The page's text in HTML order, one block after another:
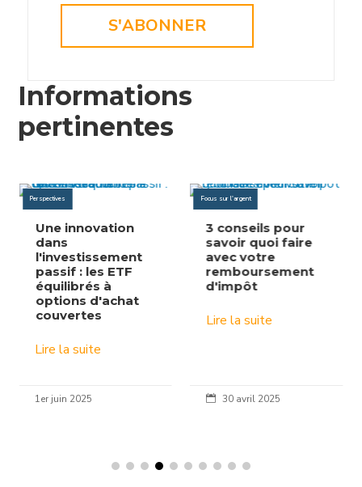
S'ABONNER
Informations
pertinentes
Perspectives
Une innovation
dans
l'investissement
passif : les ETF
équilibrés à
options d'achat
couvertes
Lire la suite
1er juin 2025
Focus sur l'argent
3 conseils pour
savoir quoi faire
avec votre
remboursement
d'impôt
Lire la suite
 30 avril 2025